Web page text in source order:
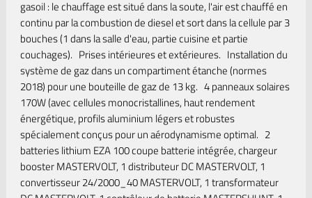
gasoil : le chauffage est situé dans la soute, l'air est chauffé en
continu par la combustion de diesel et sort dans la cellule par 3
bouches (1 dans la salle d'eau, partie cuisine et partie
couchages). Prises intérieures et extérieures. Installation du
système de gaz dans un compartiment étanche (normes
2018) pour une bouteille de gaz de 13 kg. 4 panneaux solaires
170W (avec cellules monocristallines, haut rendement
énergétique, profils aluminium légers et robustes
spécialement conçus pour un aérodynamisme optimal. 2
batteries lithium EZA 100 coupe batterie intégrée, chargeur
booster MASTERVOLT, 1 distributeur DC MASTERVOLT, 1
convertisseur 24/2000_40 MASTERVOLT, 1 transformateur